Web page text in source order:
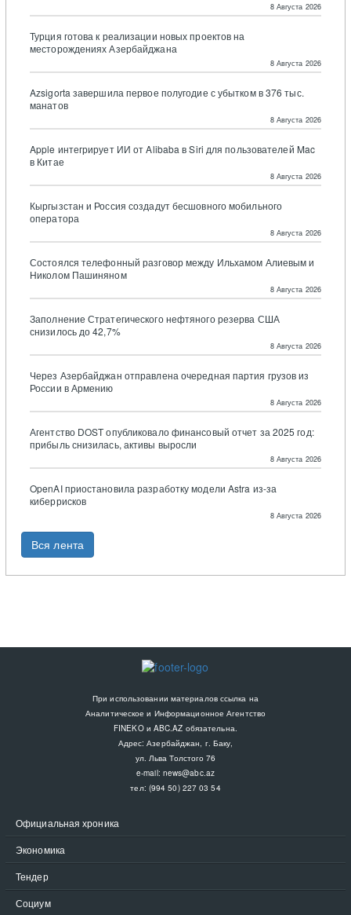
8 Августа 2026
Турция готова к реализации новых проектов на
месторождениях Азербайджана
8 Августа 2026
Azsigorta завершила первое полугодие с убытком в 376 тыс.
манатов
8 Августа 2026
Apple интегрирует ИИ от Alibaba в Siri для пользователей Mac
в Китае
8 Августа 2026
Кыргызстан и Россия создадут бесшовного мобильного
оператора
8 Августа 2026
Состоялся телефонный разговор между Ильхамом Алиевым и
Николом Пашиняном
8 Августа 2026
Заполнение Стратегического нефтяного резерва США
снизилось до 42,7%
8 Августа 2026
Через Азербайджан отправлена очередная партия грузов из
России в Армению
8 Августа 2026
Агентство DOST опубликовало финансовый отчет за 2025 год:
прибыль снизилась, активы выросли
8 Августа 2026
OpenAI приостановила разработку модели Astra из-за
киберрисков
8 Августа 2026
Вся лента
При использовании материалов ссылка на
Аналитическое и Информационное Агентство
FINEKO и ABC.AZ обязательна.
Адрес: Азербайджан, г. Баку,
ул. Льва Толстого 76
e-mail: news@abc.az
тел: (994 50) 227 03 54
Официальная хроника
Экономика
Тендер
Социум